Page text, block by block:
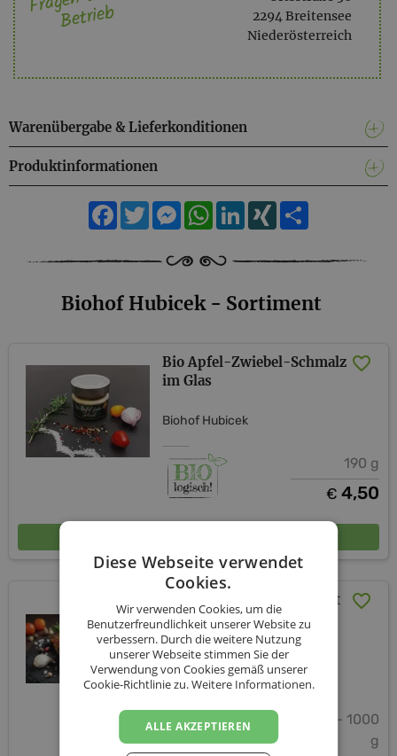
2294 Breitensee
Niederösterreich
Betrieb
Warenübergabe & Lieferkonditionen
Produktinformationen
Facebook
TwitterMessengerWhatsApp
LinkedIn
XING
Biohof Hubicek - Sortiment
Bio Apfel-Zwiebel-Schmalz
im Glas
Biohof Hubicek
190 g
€ 4,50
Bio Bauchfleisch mariniert
vom Schwäb.-Hällisch.
Landschwein
Biohof Hubicek
500 g - 1000
g
Diese Webseite verwendet
Cookies.
Wir verwenden Cookies, um die
Benutzerfreundlichkeit unserer Website zu
verbessern. Durch die weitere Nutzung
unserer Webseite stimmen Sie der
Verwendung von Cookies gemäß unserer
Cookie-Richtlinie zu.Weitere Informationen.
ALLE AKZEPTIEREN